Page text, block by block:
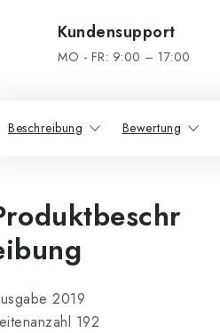
Kundensupport
MO - FR: 9:00 – 17:00
Beschreibung Bewertung
2019
192